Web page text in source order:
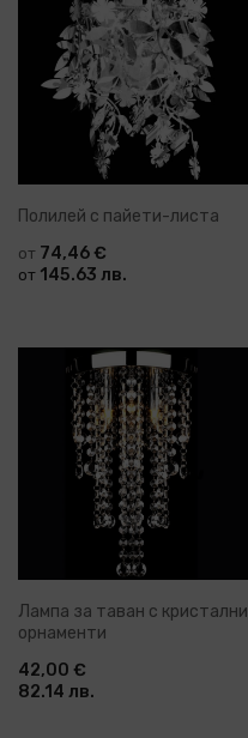
Полилей с пайети-листа
от 74,46 €
от 145.63 лв.
Лампа за таван с кристални
орнаменти
42,00 €
82.14 лв.